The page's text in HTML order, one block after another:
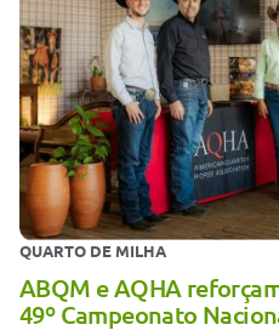
QUARTO DE MILHA
ABQM e AQHA
49º Campeonato